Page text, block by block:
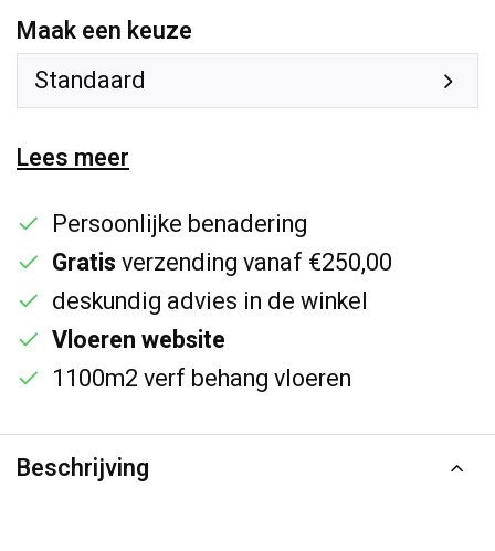
Maak een keuze
Standaard
Lees meer
Persoonlijke benadering
Gratisverzending vanaf €250,00
deskundig advies in de winkel
Vloeren website
1100m2 verf behang vloeren
Beschrijving